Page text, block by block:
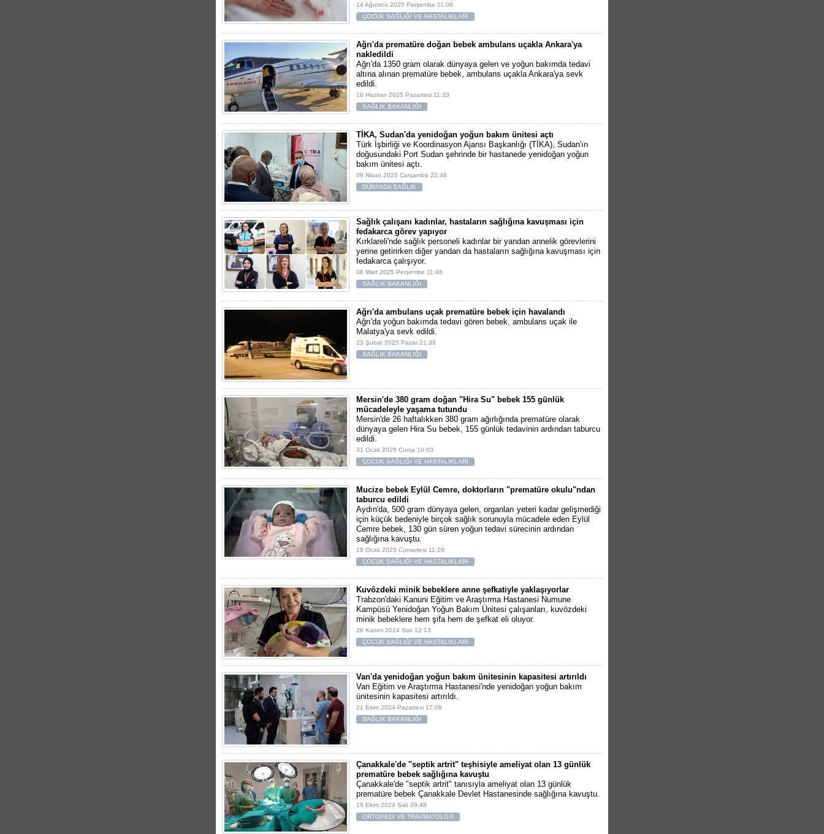
14 Ağustos 2025 Perşembe 11:08
ÇOCUK SAĞLIĞI VE HASTALIKLARI
Ağrı'da prematüre doğan bebek ambulans uçakla Ankara'ya
nakledildi
Ağrı'da 1350 gram olarak dünyaya gelen ve yoğun bakımda tedavi
altına alınan prematüre bebek, ambulans uçakla Ankara'ya sevk
edildi.
16 Haziran 2025 Pazartesi 11:33
SAĞLIK BAKANLIĞI
TİKA, Sudan'da yenidoğan yoğun bakım ünitesi açtı
Türk İşbirliği ve Koordinasyon Ajansı Başkanlığı (TİKA), Sudan'ın
doğusundaki Port Sudan şehrinde bir hastanede yenidoğan yoğun
bakım ünitesi açtı.
09 Nisan 2025 Çarşamba 22:48
DÜNYADA SAĞLIK
Sağlık çalışanı kadınlar, hastaların sağlığına kavuşması için
fedakarca görev yapıyor
Kırklareli'nde sağlık personeli kadınlar bir yandan annelik görevlerini
yerine getirirken diğer yandan da hastaların sağlığına kavuşması için
fedakarca çalışıyor.
06 Mart 2025 Perşembe 11:48
SAĞLIK BAKANLIĞI
Ağrı'da ambulans uçak prematüre bebek için havalandı
Ağrı'da yoğun bakımda tedavi gören bebek, ambulans uçak ile
Malatya'ya sevk edildi.
23 Şubat 2025 Pazar 21:38
SAĞLIK BAKANLIĞI
Mersin'de 380 gram doğan "Hira Su" bebek 155 günlük
mücadeleyle yaşama tutundu
Mersin'de 26 haftalıkken 380 gram ağırlığında prematüre olarak
dünyaya gelen Hira Su bebek, 155 günlük tedavinin ardından taburcu
edildi.
31 Ocak 2025 Cuma 10:03
ÇOCUK SAĞLIĞI VE HASTALIKLARI
Mucize bebek Eylül Cemre, doktorların "prematüre okulu"ndan
taburcu edildi
Aydın'da, 500 gram dünyaya gelen, organları yeteri kadar gelişmediği
için küçük bedeniyle birçok sağlık sorunuyla mücadele eden Eylül
Cemre bebek, 130 gün süren yoğun tedavi sürecinin ardından
sağlığına kavuştu.
18 Ocak 2025 Cumartesi 11:28
ÇOCUK SAĞLIĞI VE HASTALIKLARI
Kuvözdeki minik bebeklere anne şefkatiyle yaklaşıyorlar
Trabzon'daki Kanuni Eğitim ve Araştırma Hastanesi Numune
Kampüsü Yenidoğan Yoğun Bakım Ünitesi çalışanları, kuvözdeki
minik bebeklere hem şifa hem de şefkat eli oluyor.
26 Kasım 2024 Salı 12:13
ÇOCUK SAĞLIĞI VE HASTALIKLARI
Van'da yenidoğan yoğun bakım ünitesinin kapasitesi artırıldı
Van Eğitim ve Araştırma Hastanesi'nde yenidoğan yoğun bakım
ünitesinin kapasitesi artırıldı.
21 Ekim 2024 Pazartesi 17:08
SAĞLIK BAKANLIĞI
Çanakkale'de "septik artrit" teşhisiyle ameliyat olan 13 günlük
prematüre bebek sağlığına kavuştu
Çanakkale'de "septik artrit" tanısıyla ameliyat olan 13 günlük
prematüre bebek Çanakkale Devlet Hastanesinde sağlığına kavuştu.
15 Ekim 2024 Salı 09:48
ORTOPEDİ VE TRAVMATOLOJİ